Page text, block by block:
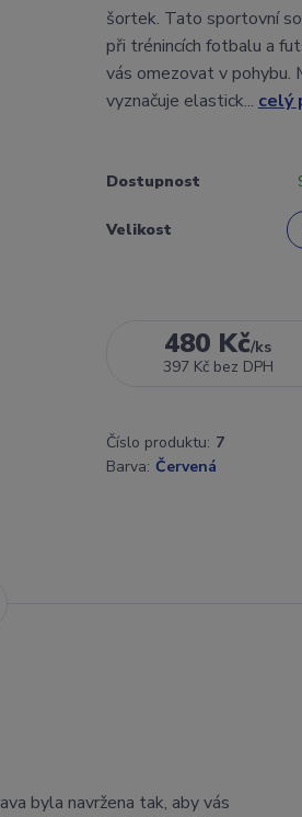
šortek. Tato sportovní
při trénincích fotbalu a
vás omezovat v pohybu.
vyznačuje elastick... celý
Dostupnost
Velikost
480 Kč/ks
397 Kč bez DPH
Číslo produktu: 7
Barva: Červená
byla navržena tak, aby vás